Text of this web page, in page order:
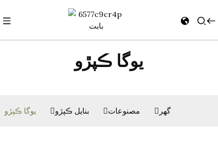
يوگا ڪپڙو
گھر مصنوعات بنايل ڪپڙو يوگا ڪپڙو